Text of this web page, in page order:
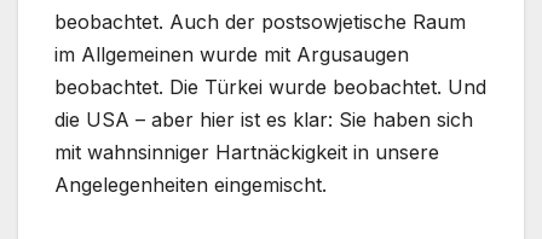
beobachtet. Auch der postsowjetische Raum
im Allgemeinen wurde mit Argusaugen
beobachtet. Die Türkei wurde beobachtet. Und
die USA – aber hier ist es klar: Sie haben sich
mit wahnsinniger Hartnäckigkeit in unsere
Angelegenheiten eingemischt.